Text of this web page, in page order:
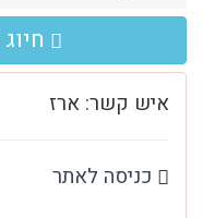
חיוג
איש קשר: ארז
כניסה לאתר